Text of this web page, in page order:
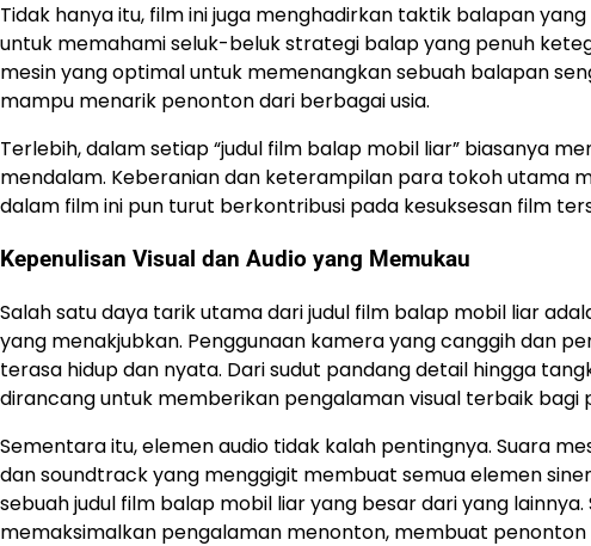
Tidak hanya itu, film ini juga menghadirkan taktik balapan
untuk memahami seluk-beluk strategi balap yang penuh
mesin yang optimal untuk memenangkan sebuah balapan
mampu menarik penonton dari berbagai usia.
Terlebih, dalam setiap “judul film balap mobil liar” biasanya
mendalam. Keberanian dan keterampilan para tokoh utama
dalam film ini pun turut berkontribusi pada kesuksesan film
Kepenulisan Visual dan Audio yang Memukau
Salah satu daya tarik utama dari judul film balap mobil liar
yang menakjubkan. Penggunaan kamera yang canggih dan
terasa hidup dan nyata. Dari sudut pandang detail hingga
dirancang untuk memberikan pengalaman visual terbaik bagi
Sementara itu, elemen audio tidak kalah pentingnya. Suara
dan soundtrack yang menggigit membuat semua elemen
sebuah judul film balap mobil liar yang besar dari yang
memaksimalkan pengalaman menonton, membuat